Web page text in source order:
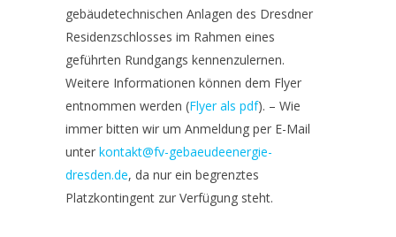
gebäudetechnischen Anlagen des Dresdner
Residenzschlosses im Rahmen eines
geführten Rundgangs kennenzulernen.
Weitere Informationen können dem Flyer
entnommen werden (Flyer als pdf). – Wie
immer bitten wir um Anmeldung per E-Mail
unter kontakt@fv-gebaeudeenergie-
dresden.de, da nur ein begrenztes
Platzkontingent zur Verfügung steht.